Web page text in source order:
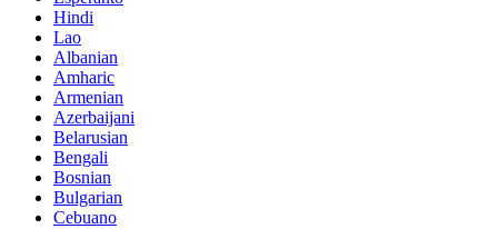
Hindi
Lao
Albanian
Amharic
Armenian
Azerbaijani
Belarusian
Bengali
Bosnian
Bulgarian
Cebuano